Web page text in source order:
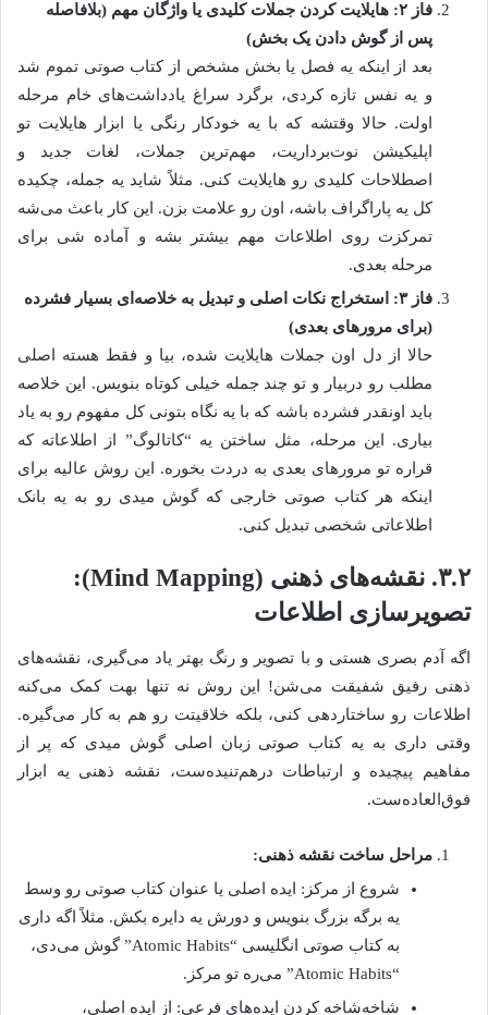
فاز ۲: هایلایت کردن جملات کلیدی یا واژگان مهم (بلافاصله
پس از گوش دادن یک بخش)
بعد از اینکه یه فصل یا بخش مشخص از کتاب صوتی تموم شد
و یه نفس تازه کردی، برگرد سراغ یادداشت‌های خام مرحله
اولت. حالا وقتشه که با یه خودکار رنگی یا ابزار هایلایت تو
اپلیکیشن نوت‌برداریت، مهم‌ترین جملات، لغات جدید و
اصطلاحات کلیدی رو هایلایت کنی. مثلاً شاید یه جمله، چکیده
کل یه پاراگراف باشه، اون رو علامت بزن. این کار باعث می‌شه
تمرکزت روی اطلاعات مهم بیشتر بشه و آماده شی برای
مرحله بعدی.
فاز ۳: استخراج نکات اصلی و تبدیل به خلاصه‌ای بسیار فشرده
(برای مرورهای بعدی)
حالا از دل اون جملات هایلایت شده، بیا و فقط هسته اصلی
مطلب رو دربیار و تو چند جمله خیلی کوتاه بنویس. این خلاصه
باید اونقدر فشرده باشه که با یه نگاه بتونی کل مفهوم رو به یاد
بیاری. این مرحله، مثل ساختن یه “کاتالوگ” از اطلاعاته که
قراره تو مرورهای بعدی به دردت بخوره. این روش عالیه برای
اینکه هر کتاب صوتی خارجی که گوش میدی رو به یه بانک
اطلاعاتی شخصی تبدیل کنی.
۳.۲. نقشه‌های ذهنی (Mind Mapping):
تصویرسازی اطلاعات
اگه آدم بصری هستی و با تصویر و رنگ بهتر یاد می‌گیری، نقشه‌های
ذهنی رفیق شفیقت می‌شن! این روش نه تنها بهت کمک می‌کنه
اطلاعات رو ساختاردهی کنی، بلکه خلاقیتت رو هم به کار می‌گیره.
وقتی داری به یه کتاب صوتی زبان اصلی گوش میدی که پر از
مفاهیم پیچیده و ارتباطات درهم‌تنیده‌ست، نقشه ذهنی یه ابزار
فوق‌العاده‌ست.
مراحل ساخت نقشه ذهنی:
شروع از مرکز: ایده اصلی یا عنوان کتاب صوتی رو وسط
یه برگه بزرگ بنویس و دورش یه دایره بکش. مثلاً اگه داری
به کتاب صوتی انگلیسی “Atomic Habits” گوش می‌دی،
“Atomic Habits” می‌ره تو مرکز.
شاخه‌شاخه کردن ایده‌های فرعی: از ایده اصلی،